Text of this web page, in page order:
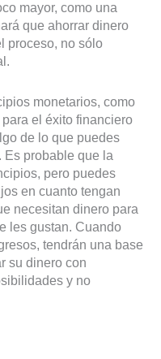
mayor, como una
que ahorrar dinero
proceso, no sólo
monetarios, como
el éxito financiero
de lo que puedes
Es probable que la
pero puedes
en cuanto tengan
necesitan dinero para
les gustan. Cuando
tendrán una base
su dinero con
y no